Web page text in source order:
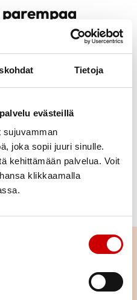
Tietoja
evästeillä
sujuvamman
joka sopii juuri sinulle.
kehittämään palvelua. Voit
klikkaamalla
eteisvärinälle altistaviin
elämää
Alku sydänsairauden
hoitoa ja tukea on saatavilla.